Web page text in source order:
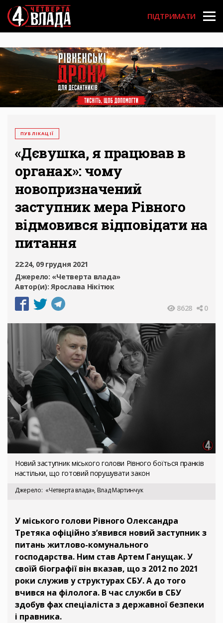
Перейти
до
основного
вмісту
User
account
menu
ПІДТРИМАТИ
ПУБЛІКАЦІЇ
«Дєвушка, я працював в
органах»: чому
новопризначений
заступник мера Рівного
відмовився відповідати на
питання
22:24, 09 грудня 2021
Джерело: «Четверта влада»
Автор(и):Ярослава Нікітюк
8628 0
Новий заступник міського голови Рівного боїться пранків
настільки, що готовий порушувати закон
Джерело «Четверта влада», Влад Мартинчук
У міського голови Рівного Олександра
Третяка офіційно з’явився новий заступник з
питань житлово-комунального
господарства. Ним став Артем Ганущак. У
своїй біографії він вказав, що з 2012 по 2021
роки служив у структурах СБУ. А до того
вчився на філолога. В час служби в СБУ
здобув фах спеціаліста з державної безпеки
і правника.